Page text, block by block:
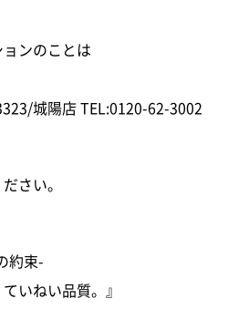
ンのことは
城陽店 TEL:0120-62-3002
さい。
約束-
いねい品質。』